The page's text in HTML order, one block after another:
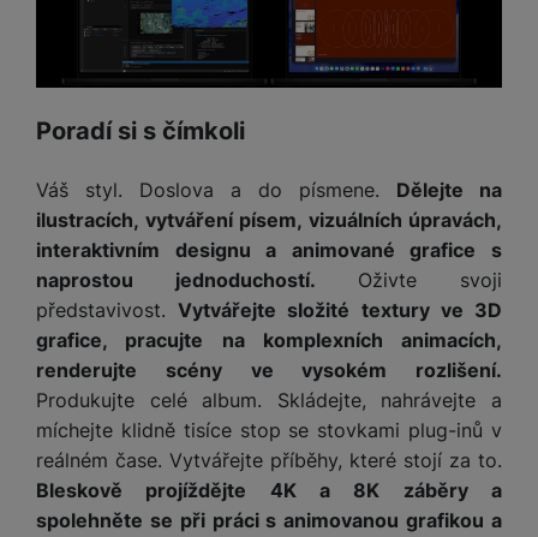
Poradí si s čímkoli
Váš styl. Doslova a do písmene. Dělejte na
ilustracích, vytváření písem, vizuálních úpravách,
interaktivním designu a animované grafice s
naprostou jednoduchostí. Oživte svoji
představivost.Vytvářejte složité textury ve 3D
grafice, pracujte na komplexních animacích,
renderujte scény ve vysokém rozlišení.
Produkujte celé album. Skládejte, nahrávejte a
míchejte klidně tisíce stop se stovkami plug-inů v
reálném čase. Vytvářejte příběhy, které stojí za to.
Bleskově projíždějte 4K a 8K záběry a
spolehněte se při práci s animovanou grafikou a